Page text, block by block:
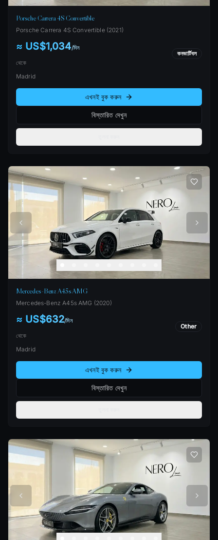
Porsche Carrera 4S Convertible
Porsche Carrera 4S Convertible(2021)
≈ US$1,034/দিন
থেকে
কনভার্টিবল
Madrid
এখনই বুক করুন
বিস্তারিত দেখুন
Mercedes-Benz A45s AMG
Mercedes-Benz A45s AMG (2020)
≈ US$632/দিন
থেকে
Other
Madrid
এখনই বুক করুন
বিস্তারিত দেখুন